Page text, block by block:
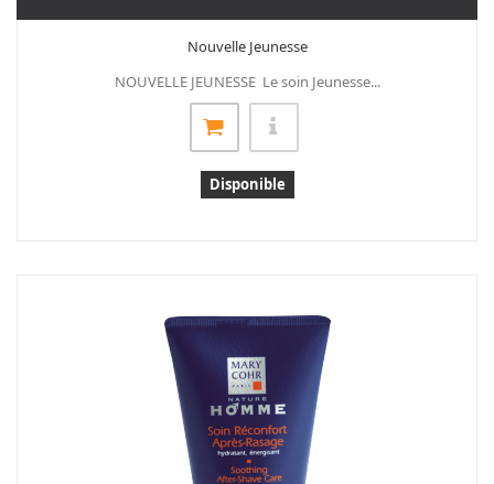
Nouvelle Jeunesse
NOUVELLE JEUNESSE Le soin Jeunesse...
Disponible